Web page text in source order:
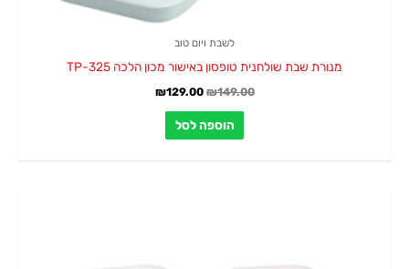
לשבת ויום טוב
מנורת שבת שולחנית טופסון באישור מכון הלכה TP-325
₪149.00
₪129.00
הוספה לסל